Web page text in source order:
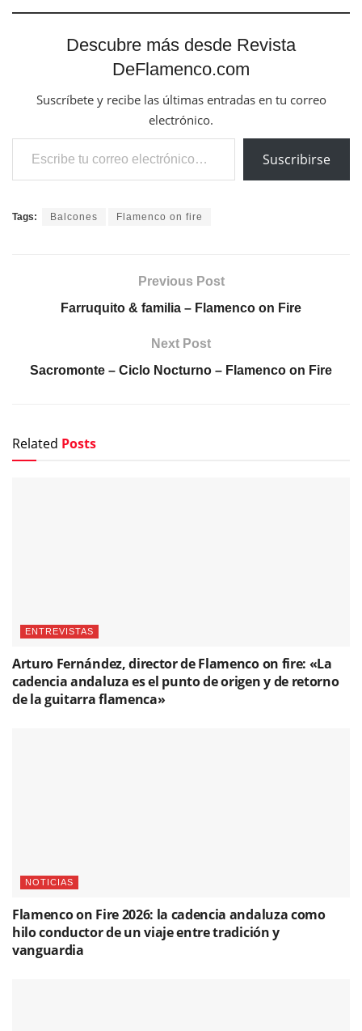
Descubre más desde Revista
DeFlamenco.com
Suscríbete y recibe las últimas entradas en tu correo
electrónico.
Escribe tu correo electrónico…
Suscribirse
Tags: Balcones Flamenco on fire
Previous Post
Farruquito & familia – Flamenco on Fire
Next Post
Sacromonte – Ciclo Nocturno – Flamenco on Fire
Related Posts
ENTREVISTAS
Arturo Fernández, director de Flamenco on fire: «La
cadencia andaluza es el punto de origen y de retorno
de la guitarra flamenca»
NOTICIAS
Flamenco on Fire 2026: la cadencia andaluza como
hilo conductor de un viaje entre tradición y
vanguardia